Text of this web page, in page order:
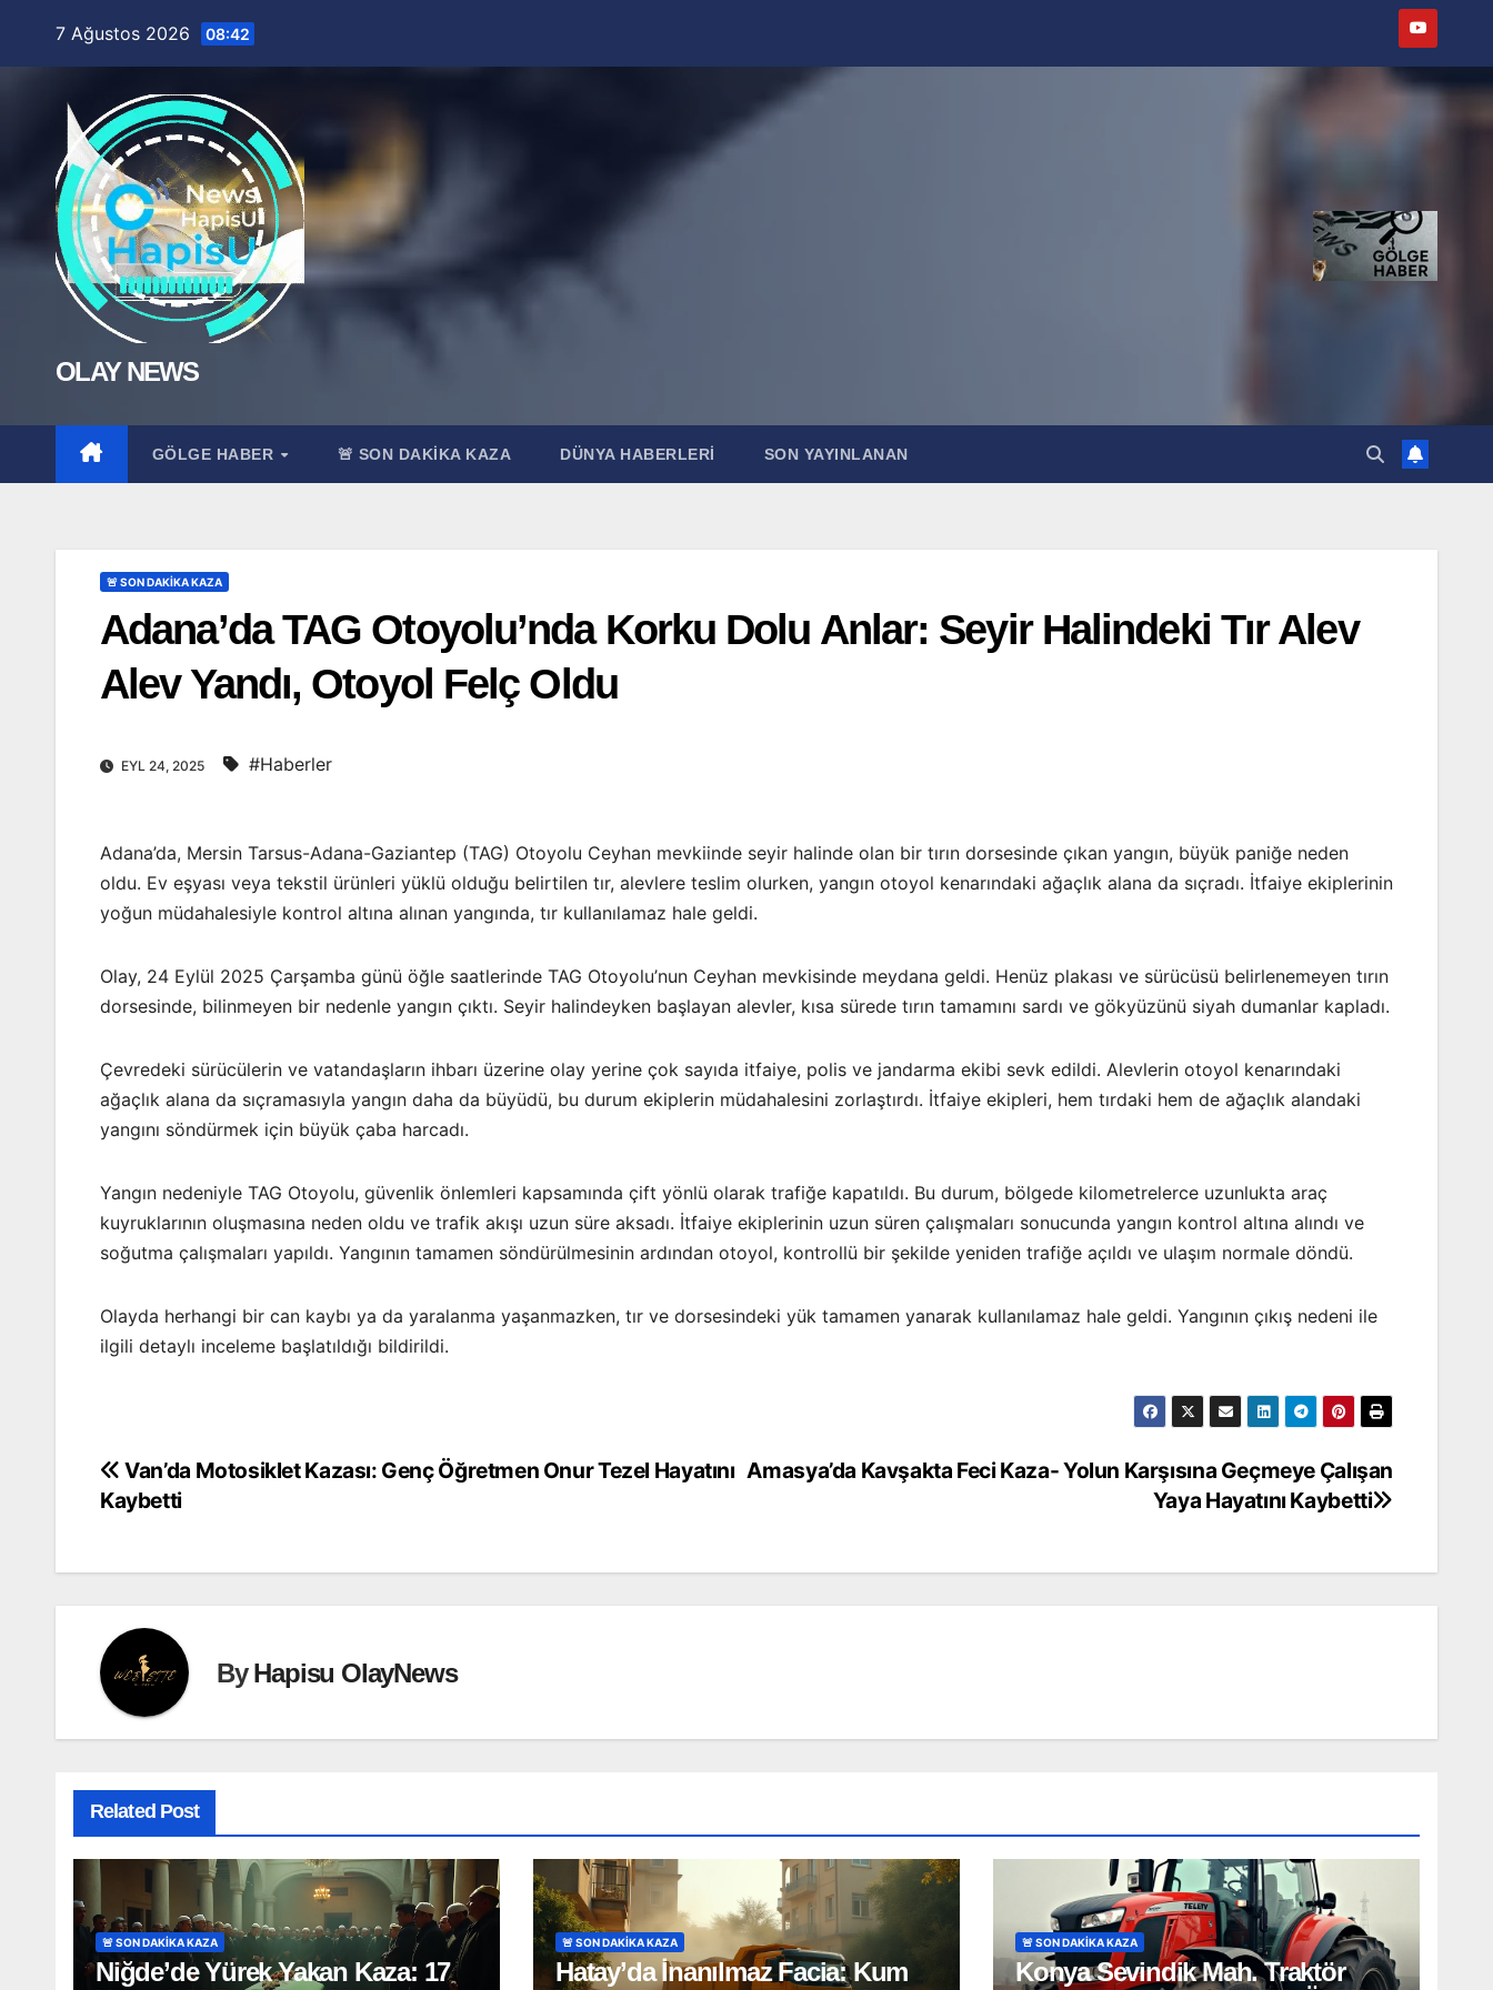
7 Ağustos 2026 08:42
OLAY NEWS
GÖLGE HABER 🚨 SON DAKİKA KAZA DÜNYA HABERLERI SON YAYINLANAN
🚨 SON DAKİKA KAZA
Adana’da TAG Otoyolu’nda Korku Dolu Anlar: Seyir Halindeki Tır Alev
Alev Yandı, Otoyol Felç Oldu
EYL 24, 2025 #Haberler
Adana’da, Mersin Tarsus-Adana-Gaziantep (TAG) Otoyolu Ceyhan mevkiinde seyir halinde olan bir tırın dorsesinde çıkan yangın, büyük paniğe neden
oldu. Ev eşyası veya tekstil ürünleri yüklü olduğu belirtilen tır, alevlere teslim olurken, yangın otoyol kenarındaki ağaçlık alana da sıçradı. İtfaiye ekiplerinin
yoğun müdahalesiyle kontrol altına alınan yangında, tır kullanılamaz hale geldi.
Olay, 24 Eylül 2025 Çarşamba günü öğle saatlerinde TAG Otoyolu’nun Ceyhan mevkisinde meydana geldi. Henüz plakası ve sürücüsü belirlenemeyen tırın
dorsesinde, bilinmeyen bir nedenle yangın çıktı. Seyir halindeyken başlayan alevler, kısa sürede tırın tamamını sardı ve gökyüzünü siyah dumanlar kapladı.
Çevredeki sürücülerin ve vatandaşların ihbarı üzerine olay yerine çok sayıda itfaiye, polis ve jandarma ekibi sevk edildi. Alevlerin otoyol kenarındaki
ağaçlık alana da sıçramasıyla yangın daha da büyüdü, bu durum ekiplerin müdahalesini zorlaştırdı. İtfaiye ekipleri, hem tırdaki hem de ağaçlık alandaki
yangını söndürmek için büyük çaba harcadı.
Yangın nedeniyle TAG Otoyolu, güvenlik önlemleri kapsamında çift yönlü olarak trafiğe kapatıldı. Bu durum, bölgede kilometrelerce uzunlukta araç
kuyruklarının oluşmasına neden oldu ve trafik akışı uzun süre aksadı. İtfaiye ekiplerinin uzun süren çalışmaları sonucunda yangın kontrol altına alındı ve
soğutma çalışmaları yapıldı. Yangının tamamen söndürülmesinin ardından otoyol, kontrollü bir şekilde yeniden trafiğe açıldı ve ulaşım normale döndü.
Olayda herhangi bir can kaybı ya da yaralanma yaşanmazken, tır ve dorsesindeki yük tamamen yanarak kullanılamaz hale geldi. Yangının çıkış nedeni ile
ilgili detaylı inceleme başlatıldığı bildirildi.
Yazı
gezinmesi
Amasya’da Kavşakta Feci Kaza- Yolun Karşısına Geçmeye Çalışan
Yaya Hayatını Kaybetti
Van’da Motosiklet Kazası: Genç Öğretmen Onur Tezel Hayatını
Kaybetti
ByHapisu OlayNews
Related Post
🚨 SON DAKİKA KAZA
Niğde’de Yürek Yakan Kaza: 17
🚨 SON DAKİKA KAZA
Hatay’da İnanılmaz Facia: Kum
🚨 SON DAKİKA KAZA
Konya Sevindik Mah. Traktör